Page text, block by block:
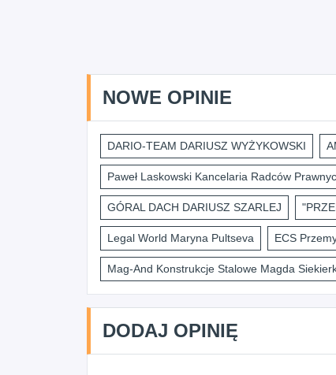
NOWE OPINIE
DARIO-TEAM DARIUSZ WYŻYKOWSKI
Paweł Laskowski Kancelaria Radców
GÓRAL DACH DARIUSZ SZARLEJ
Legal World Maryna Pultseva ECS
Mag-And Konstrukcje Stalowe Magda
DODAJ OPINIĘ